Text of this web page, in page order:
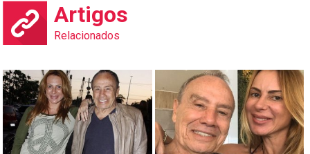
Artigos
Relacionados